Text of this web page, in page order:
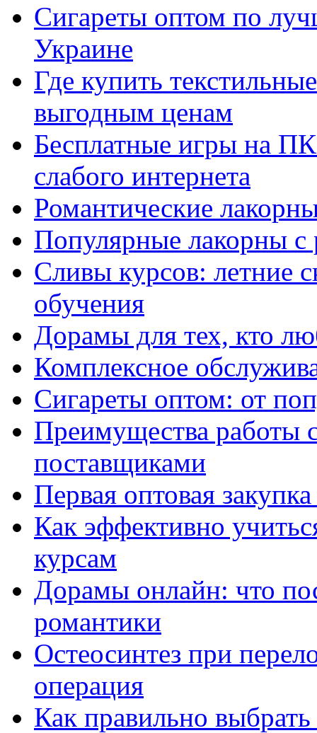
Сигареты оптом по
Украине
Где купить
выгодным ценам
Бесплатные игры на
слабого интернета
Романтические
Популярные лакорны с
Сливы курсов: летние
обучения
Дорамы для тех, кто
Комплексное
Сигареты оптом: от
Преимущества работы
поставщиками
Первая оптовая
Как эффективно
курсам
Дорамы онлайн: что
романтики
Остеосинтез при
операция
Как правильно